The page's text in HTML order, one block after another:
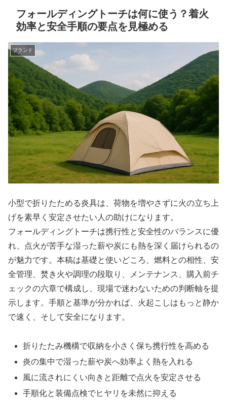
フォールディングトーチは何に使う？着火
効率と安全手順の要点を見極める
ブランド
小型で折りたためる炎具は、荷物を増やさずに火の立ち上
げを素早く安定させたい人の助けになります。
フォールディングトーチは携行性と安全性のバランスに優
れ、点火が苦手な湿った薪や炭にも熱を深く届けられるの
が魅力です。本稿は基礎と使いどころ、燃料との相性、安
全管理、焚き火や調理の段取り、メンテナンス、購入前チ
ェックの六章で構成し、現場で迷わないための判断軸を提
示します。手順と基準が分かれば、火起こしはもっと静か
で速く、そして安全になります。
折りたたみ機構で収納を小さく保ち携行性を高める
炎の集中で湿った薪や炭へ効率よく熱を入れる
風に流されにくい向きと距離で点火を安定させる
手順化と装備点検でヒヤリを未然に抑える